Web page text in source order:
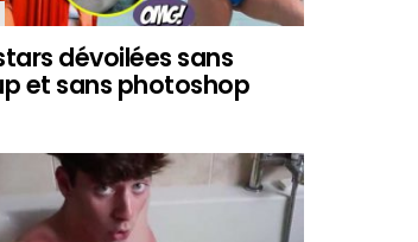
dévoilées sans
et sans photoshop